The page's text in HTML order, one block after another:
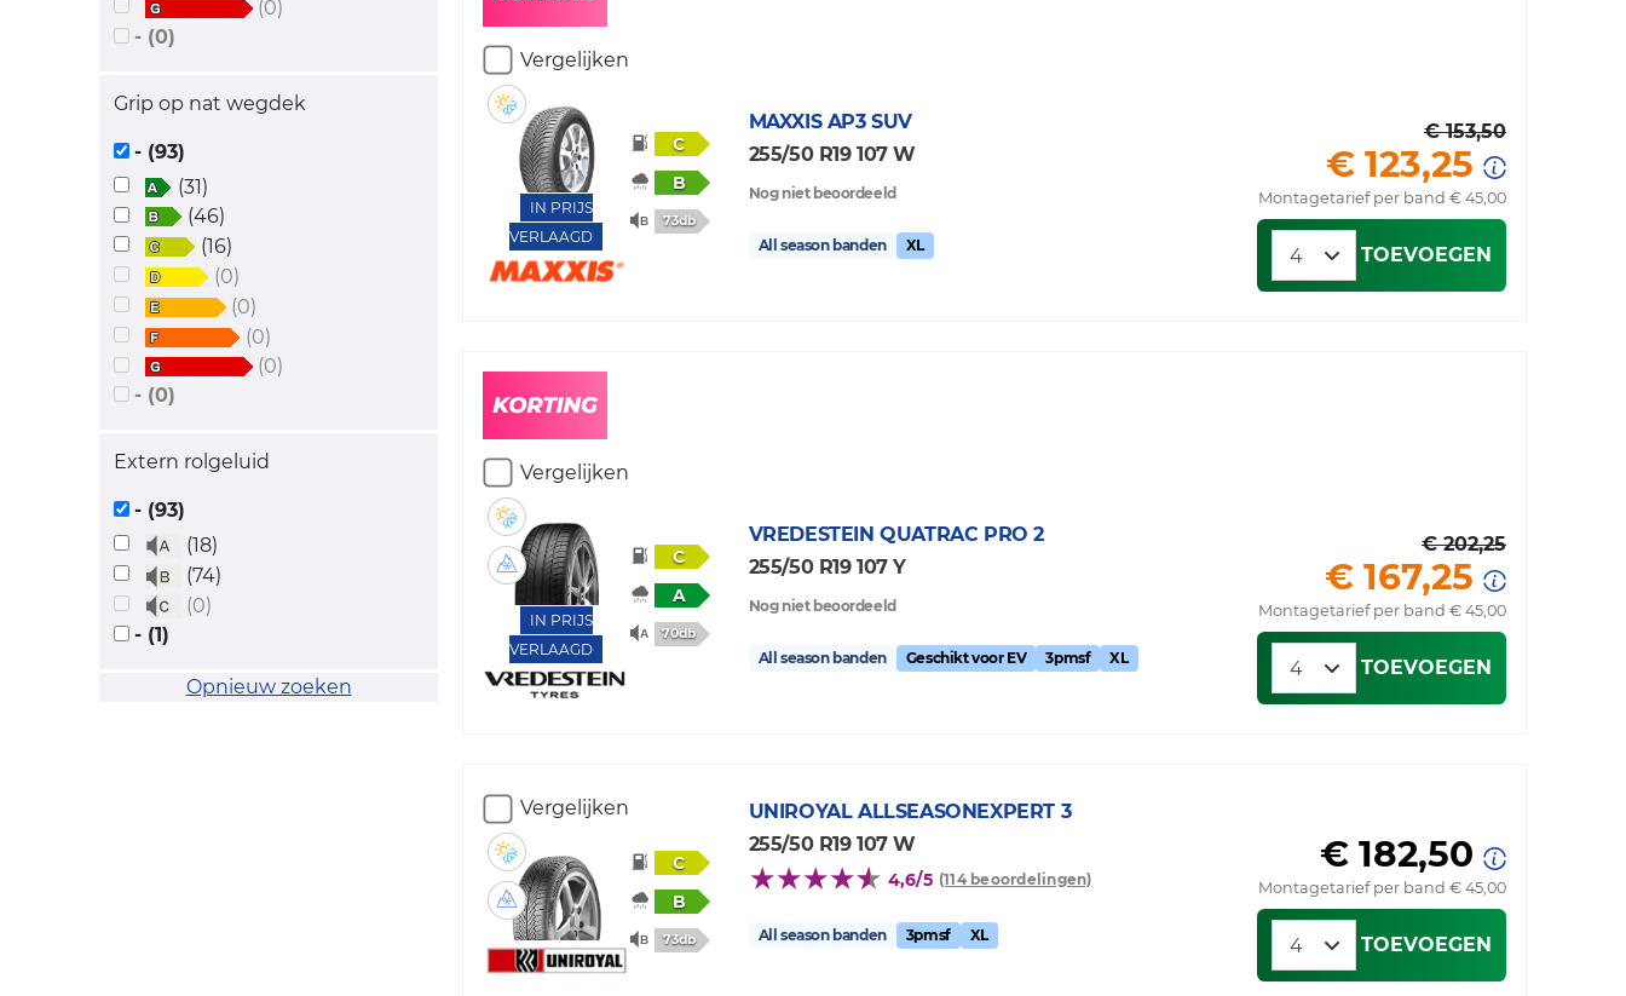
(0)
- (0)
Grip op nat wegdek
- (93)
(31)
(46)
(16)
(0)
(0)
(0)
(0)
- (0)
Extern rolgeluid
- (93)
(18)
(74)
(0)
- (1)
Opnieuw zoeken
Vergelijken
IN PRIJS
VERLAAGD
C
B
73db
MAXXIS AP3 SUV
255/50 R19 107 W
Nog niet beoordeeld
All season banden XL
€ 153,50
€ 123,25
Montagetarief per band € 45,00
TOEVOEGEN
Vergelijken
IN PRIJS
VERLAAGD
C
A
70db
VREDESTEIN QUATRAC PRO 2
255/50 R19 107 Y
Nog niet beoordeeld
All season banden Geschikt voor EV 3pmsf XL
€ 202,25
€ 167,25
Montagetarief per band € 45,00
TOEVOEGEN
Vergelijken
C
B
73db
UNIROYAL ALLSEASONEXPERT 3
255/50 R19 107 W
4,6/5 (114 beoordelingen)
All season banden 3pmsf XL
€ 182,50
Montagetarief per band € 45,00
TOEVOEGEN